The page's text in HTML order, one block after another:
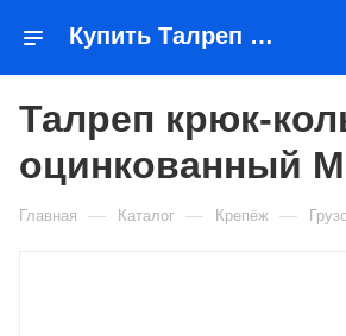
Купить Талреп крюк-кольцо оцинкованный М14 в Якутске — цена, характеристики, подбор | Востоктехторг
Талреп крюк-
оцинкованный
Главная — Каталог — Крепёж —